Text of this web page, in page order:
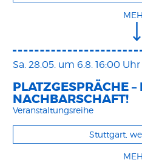
Sa. 28.05. um 6.8. 16:00 Uhr
PLATZGESPRÄCHE –
NACHBARSCHAFT!
Veranstaltungsreihe
Stuttgart,